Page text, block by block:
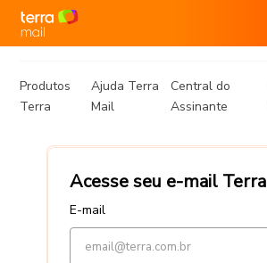
Produtos
Terra
Ajuda Terra
Mail
Central do
Assinante
Acesse seu e-mail Terra
E-mail